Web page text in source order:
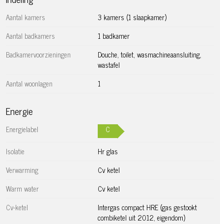
Bijzonderheden:
– Bouwjaar circa 1892
– Woonoppervlakte circa 47 m² (meetrapport aanwezig)
– Fundering vernieuwd ten behoeve van de
splitsingsvergunning in 2012
– Ruim balkon aan de achterzijde
– Gelegen in een rustige straat, dichtbij Westerpark en de
Jordaan
Aantal kamers
3 kamers (1 slaapkamer)
Aantal badkamers
1 badkamer
Badkamervoorzieningen
Douche, toilet, wasmachineaansluiting,
wastafel
Aantal woonlagen
1
Energie
Energielabel
C
Isolatie
Hr glas
Verwarming
Cv ketel
Warm water
Cv ketel
Cv-ketel
Intergas compact HRE (gas gestookt
combiketel uit 2012, eigendom)